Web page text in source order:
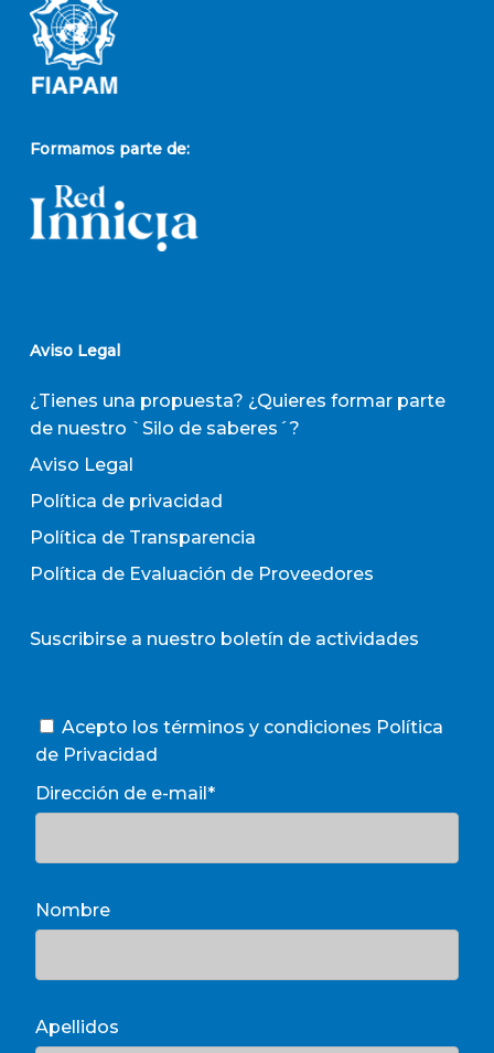
Formamos parte de:
Aviso Legal
¿Tienes una propuesta? ¿Quieres formar parte
de nuestro `Silo de saberes´?
Aviso Legal
Política de privacidad
Política de Transparencia
Política de Evaluación de Proveedores
Suscribirse a nuestro boletín de actividades
Acepto los términos y condiciones Política
de Privacidad
Dirección de e-mail*
Nombre
Apellidos